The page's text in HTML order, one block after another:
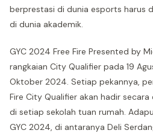
berprestasi di dunia esports harus
di dunia akademik.
GYC 2024 Free Fire Presented by
rangkaian City Qualifier pada 19
Oktober 2024. Setiap pekannya,
Fire City Qualifier akan hadir secara
di setiap sekolah tuan rumah.
GYC 2024, di antaranya Deli